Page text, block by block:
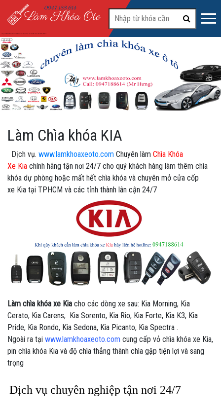
Làm Chìa khóa KIA
Dịch vụ. www.lamkhoaxeoto.com Chuyên làm Chìa Khóa
Xe Kia chính hãng tận nơi 24/7 cho quý khách hàng làm thêm chìa
khóa dự phòng hoặc mất hết chìa khóa và chuyên mở cửa cốp
xe Kia tại TPHCM và các tỉnh thành lân cận 24/7
Làm chìa khóa xe Kia cho các dòng xe sau: Kia Morning, Kia
Cerato, Kia Carens, Kia Sorento, Kia Rio, Kia Forte, Kia K3, Kia
Pride, Kia Rondo, Kia Sedona, Kia Picanto, Kia Spectra .
Ngoài ra tại www.lamkhoaxeoto.com cung cấp vỏ chìa khóa xe Kia,
pin chìa khóa Kia và độ chìa thẳng thành chìa gập tiện lợi và sang
trọng
Dịch vụ chuyên nghiệp tận nơi 24/7